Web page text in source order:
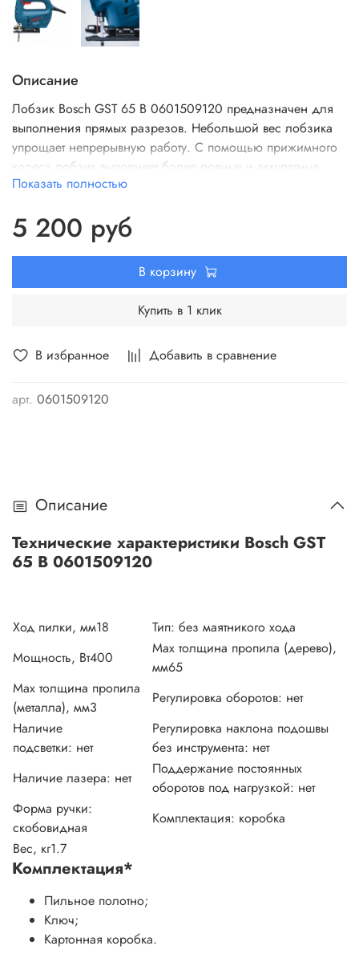
В избранное Добавить в сравнение
арт. 0601509120
Описание
Лобзик Bosch GST 65 B 0601509120 предназначен для
выполнения прямых разрезов. Небольшой вес лобзика
упрощает непрерывную работу. С помощью прижимного
колеса лобзик выполняет более ровные и аккуратные
пропилы. Инструмент снабжен функцией быстрой замены
Показать полностью
5 200 руб
В корзину
Купить в 1 клик
Описание
Технические характеристики Bosch GST
65 B 0601509120
Ход пилки, мм18 Тип: без маятникого хода
Мощность, Вт400
Мах толщина пропила (дерево),
мм65
Мах толщина пропила
(металла), мм3
Регулировка оборотов: нет
Наличие
подсветки: нет
Регулировка наклона подошвы
без инструмента: нет
Наличие лазера: нет
Поддержание постоянных
оборотов под нагрузкой: нет
Форма ручки:
скобовидная
Комплектация: коробка
Вес, кг1.7
Комплектация*
Пильное полотно;
Ключ;
Картонная коробка.